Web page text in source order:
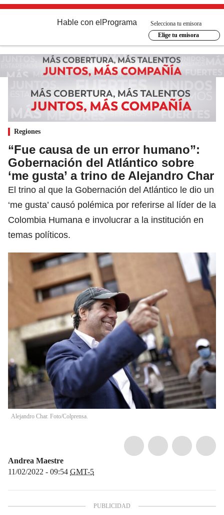
Hable con el Programa
Selecciona tu emisora
Elige tu emisora
Regiones
“Fue causa de un error humano”:
Gobernación del Atlántico sobre
‘me gusta’ a trino de Alejandro Char
El trino al que la Gobernación del Atlántico le dio un
‘me gusta’ causó polémica por referirse al líder de la
Colombia Humana e involucrar a la institución en
temas políticos.
Alejandro Char. Foto/Colprensa.
Andrea Maestre
11/02/2022 - 09:54 GMT-5